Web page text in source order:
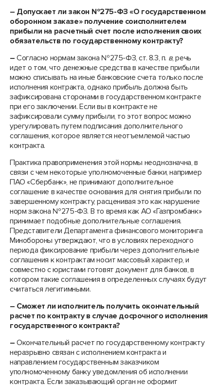
– Допускает ли закон №275-ФЗ «О государственном
оборонном заказе» получение соисполнителем
прибыли на расчетный счет после исполнения своих
обязательств по государственному контракту?
–Согласно нормам закона №275-ФЗ, ст. 8.3, п. в, речь
идет о том, что денежные средства в качестве прибыли
можно списывать на иные банковские счета только после
исполнения контракта, однако прибыль должна быть
зафиксирована сторонами в государственном контракте
при его заключении. Если вы в контракте не
зафиксировали сумму прибыли, то этот вопрос можно
урегулировать путем подписания дополнительного
соглашения, которое является неотъемлемой частью
контракта.
Практика правоприменения этой нормы неоднозначна, в
связи с чем некоторые уполномоченные банки, например
ПАО «Сбербанк», не принимают дополнительное
соглашение в качестве основания для снятия прибыли по
завершенному контракту, расценивая это как нарушение
норм закона №275-ФЗ. В то время как АО «Газпромбанк»
принимает подобные дополнительные соглашения.
Представители Департамента финансового мониторинга
Минобороны утверждают, что в условиях переходного
периода фиксирование прибыли через дополнительные
соглашения к контрактам носит массовый характер, и
совместно с юристами готовят документ для банков, в
котором такие соглашения в определенных случаях будут
считаться легитимными.
– Сможет ли исполнитель получить окончательный
расчет по контракту в случае досрочного исполнения
государственного контракта?
–Окончательный расчет по государственному контракту
неразрывно связан с исполнением контракта и
направлением государственным заказчиком
уполномоченному банку уведомления об исполнении
контракта. Если заказывающий орган не оформит